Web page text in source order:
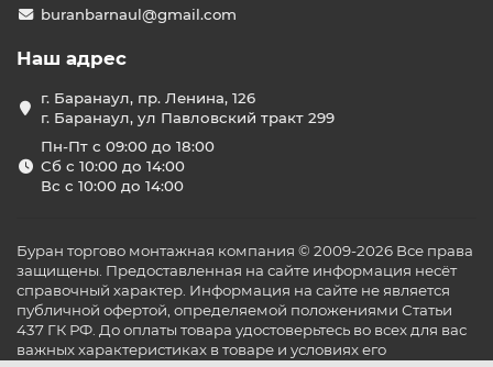
buranbarnaul@gmail.com
Наш адрес
г. Баранаул, пр. Ленина, 126
г. Баранаул, ул Павловский тракт 299
Пн-Пт с 09:00 до 18:00
Сб с 10:00 до 14:00
Вс с 10:00 до 14:00
Буран торгово монтажная компания © 2009-2026 Все права
защищены. Предоставленная на сайте информация несёт
справочный характер. Информация на сайте не является
публичной офертой, определяемой положениями Статьи
437 ГК РФ. До оплаты товара удостоверьтесь во всех для вас
важных характеристиках в товаре и условиях его